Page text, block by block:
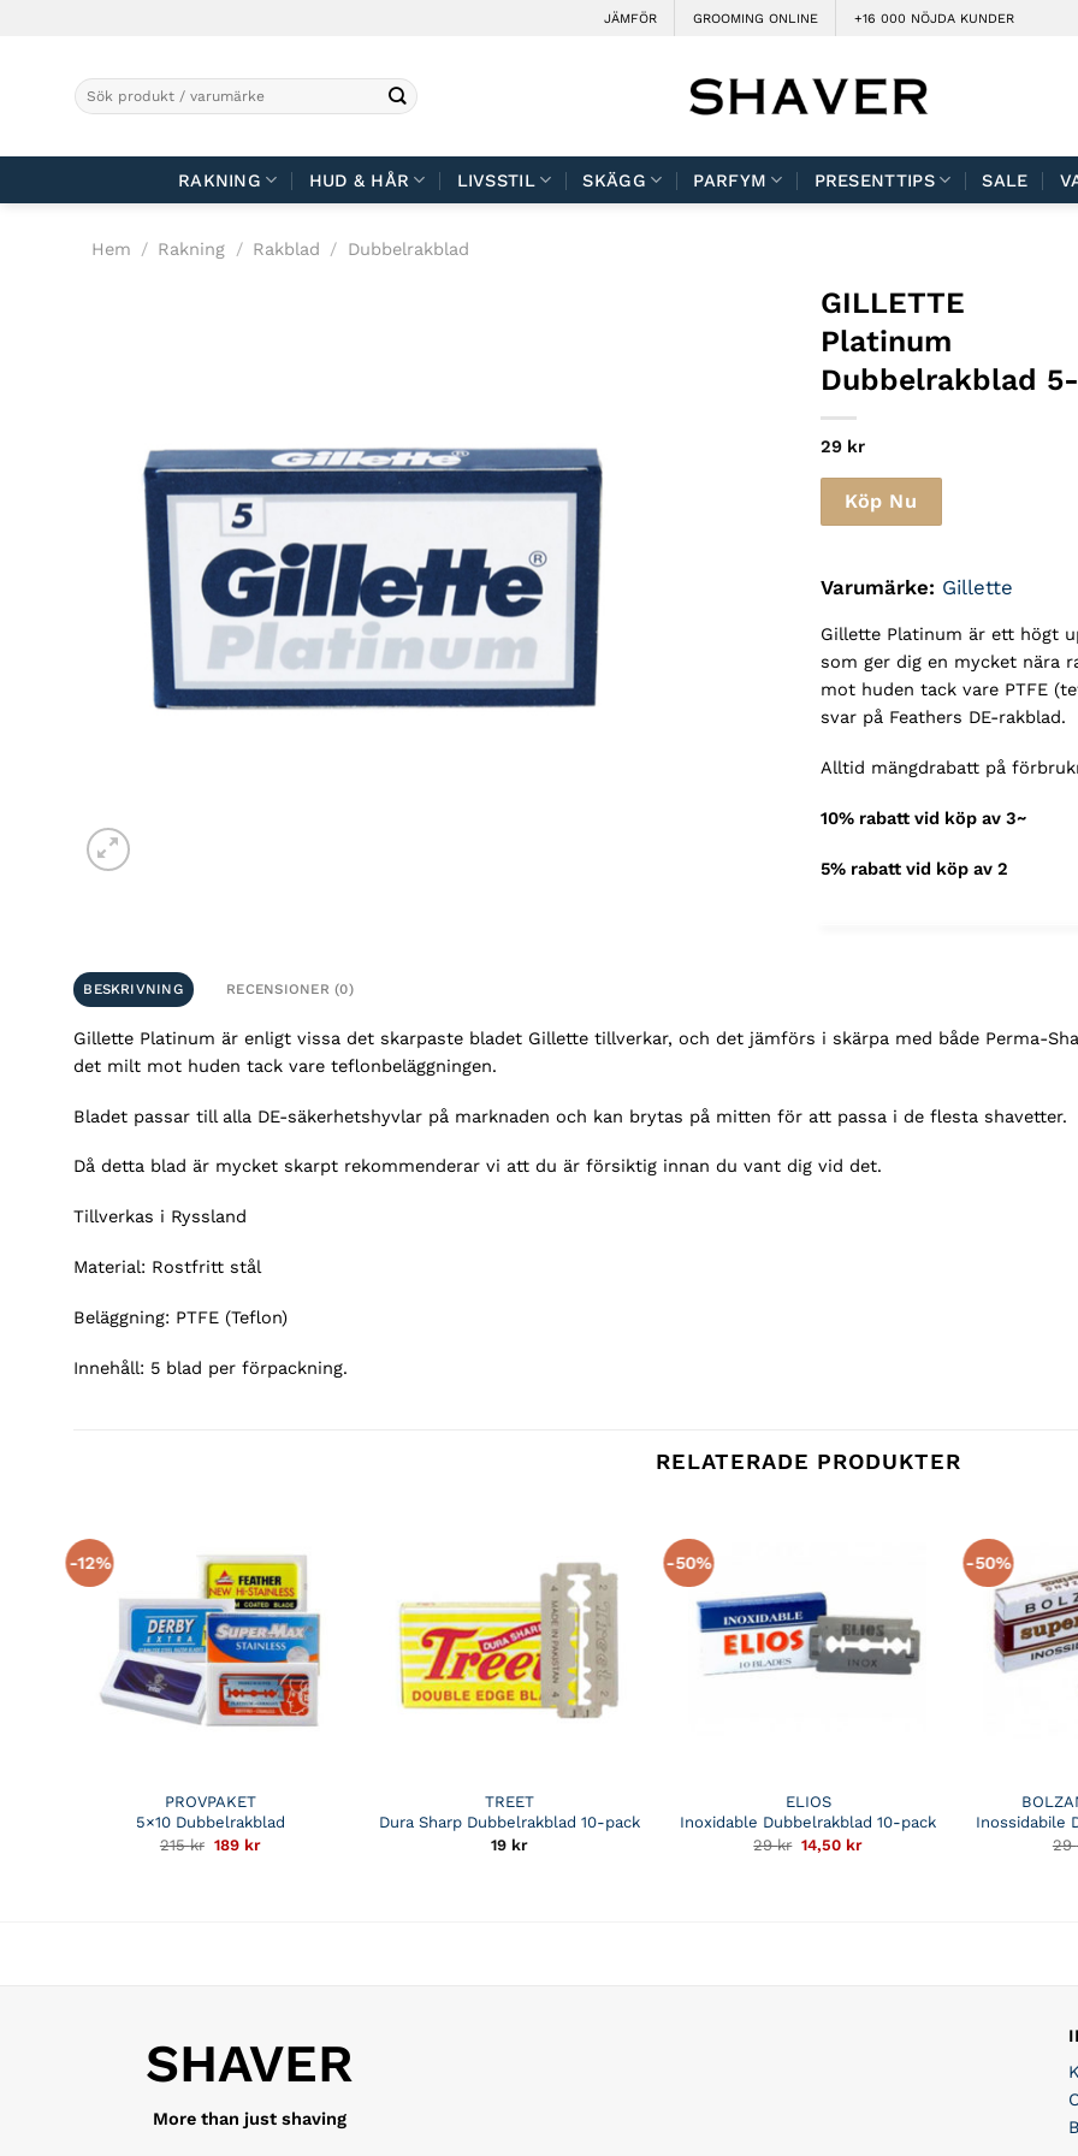
JÄMFÖR GROOMING ONLINE +16 000 NÖJDA KUNDER
Sök
efter:
RAKNING HUD & HÅR LIVSSTIL SKÄGG PARFYM PRESENTTIPS SALE
Hem / Rakning / Rakblad / Dubbelrakblad
GILLETTE
Platinum
Dubbelrakblad
29 kr
Köp Nu
Varumärke: Gillette
Gillette Platinum är ett högt
som ger dig en mycket nära
mot huden tack vare PTFE
svar på Feathers DE-rakblad.
Alltid mängdrabatt på
10% rabatt vid köp av 3~
5% rabatt vid köp av 2
BESKRIVNING RECENSIONER (0)
Gillette Platinum är enligt vissa det skarpaste bladet Gillette tillverkar, och det jämförs i skärpa med både Perma-
det milt mot huden tack vare teflonbeläggningen.
Bladet passar till alla DE-säkerhetshyvlar på marknaden och kan brytas på mitten för att passa i de flesta shavetter.
Då detta blad är mycket skarpt rekommenderar vi att du är försiktig innan du vant dig vid det.
Tillverkas i Ryssland
Material: Rostfritt stål
Beläggning: PTFE (Teflon)
Innehåll: 5 blad per förpackning.
RELATERADE PRODUKTER
-12%
PROVPAKET
5×10 Dubbelrakblad
215kr Det
189 krDet
TREET
Dura Sharp Dubbelrakblad 10-pack
19 kr
-50%
ELIOS
Inoxidable Dubbelrakblad 10-pack
29kr Det
ursprungliga
14,50 krDet
-50%
Inossidabile
29
SHAVER
More than just shaving